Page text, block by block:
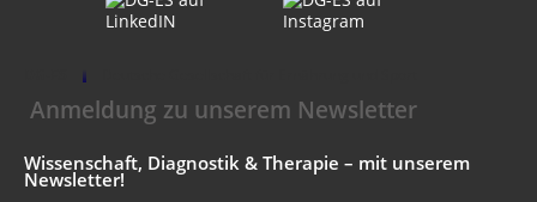
Anmeldung zu unserem Newsletter
Wissenschaft, Diagnostik & Therapie – mit unserem
Newsletter!